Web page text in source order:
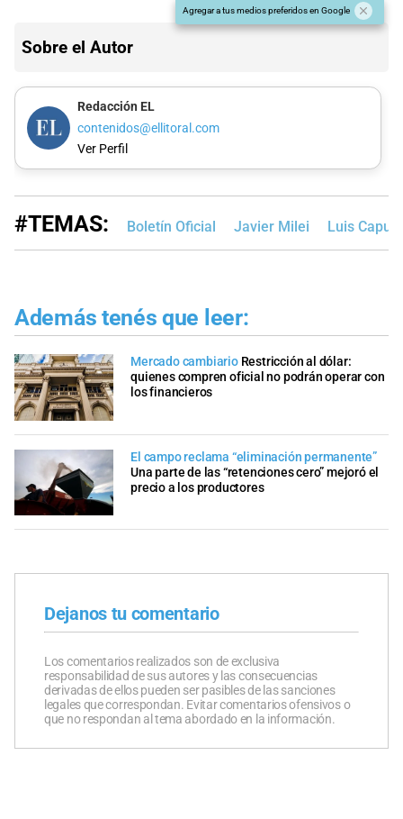
Agregar a tus medios preferidos en Google
Sobre el Autor
Redacción EL
contenidos@ellitoral.com
Ver Perfil
#TEMAS: Boletín Oficial Javier Milei Luis Caputo
Además tenés que leer:
Mercado cambiario Restricción al dólar:
quienes compren oficial no podrán operar con
los financieros
El campo reclama “eliminación permanente”
Una parte de las “retenciones cero” mejoró el
precio a los productores
Dejanos tu comentario
Los comentarios realizados son de exclusiva
responsabilidad de sus autores y las consecuencias
derivadas de ellos pueden ser pasibles de las sanciones
legales que correspondan. Evitar comentarios ofensivos o
que no respondan al tema abordado en la información.